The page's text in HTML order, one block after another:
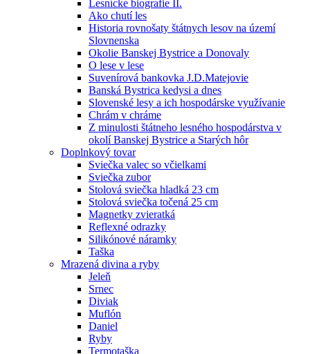
Lesnícke biografie II.
Ako chutí les
Historia rovnošaty štátnych lesov na území
Slovnenska
Okolie Banskej Bystrice a Donovaly
O lese v lese
Suvenírová bankovka J.D.Matejovie
Banská Bystrica kedysi a dnes
Slovenské lesy a ich hospodárske využívanie
Chrám v chráme
Z minulosti štátneho lesného hospodárstva v
okolí Banskej Bystrice a Starých hôr
Doplnkový tovar
Sviečka valec so včielkami
Sviečka zubor
Stolová sviečka hladká 23 cm
Stolová sviečka točená 25 cm
Magnetky zvieratká
Reflexné odrazky
Silikónové náramky
Taška
Mrazená divina a ryby
Jeleň
Srnec
Diviak
Muflón
Daniel
Ryby
Termotaška